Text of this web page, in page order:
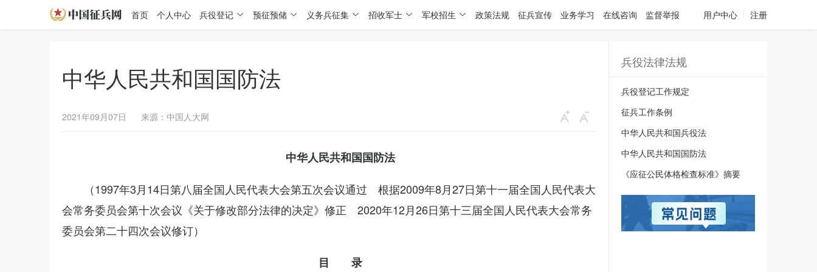
首页 个人中心 兵役登记 预征预储 义务兵征集 招收军士 军校招生 政策法规 征兵宣传 业务学习 在线咨询 监督举报 用户中心 注册
中华人民共和国国防法
2021年09月07日 来源：中国人大网
中华人民共和国国防法
（1997年3月14日第八届全国人民代表大会第五次会议通过 根据2009年8月27日第十一届全国人民代表大
会常务委员会第十次会议《关于修改部分法律的决定》修正 2020年12月26日第十三届全国人民代表大会常务
委员会第二十四次会议修订）
目 录
兵役法律法规
兵役登记工作规定
征兵工作条例
中华人民共和国兵役法
中华人民共和国国防法
《应征公民体格检查标准》摘要